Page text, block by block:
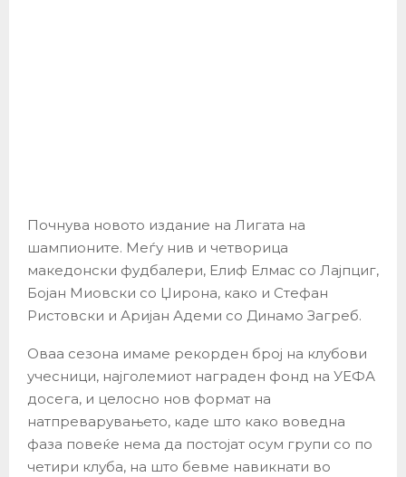
Почнува новото издание на Лигата на
шампионите. Меѓу нив и четворица
македонски фудбалери, Елиф Елмас со Лајпциг,
Бојан Миовски со Џирона, како и Стефан
Ристовски и Аријан Адеми со Динамо Загреб.
Оваа сезона имаме рекорден број на клубови
учесници, најголемиот награден фонд на УЕФА
досега, и целосно нов формат на
натпреварувањето, каде што како воведна
фаза повеќе нема да постојат осум групи со по
четири клуба, на што бевме навикнати во